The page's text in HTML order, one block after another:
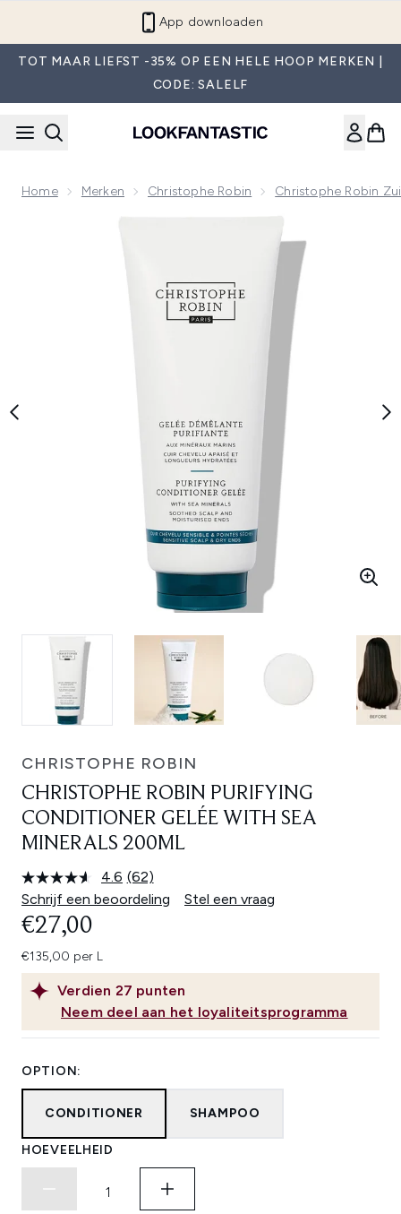
App downloaden
TOT MAAR LIEFST -35% OP EEN HELE HOOP MERKEN |
CODE: SALELF
Home Merken Christophe Robin Christophe Robin
CHRISTOPHE ROBIN
CHRISTOPHE ROBIN PURIFYING
CONDITIONER GELÉE WITH SEA
MINERALS 200ML
4.6 Lees
62
beoordelingen.
(62)
Schrijf een beoordeling
Stel een vraag
Verdien 27 punten
Neem deel aan het loyaliteitsprogramma
€27,00
€135,00 per L
OPTION:
CONDITIONER SHAMPOO
HOEVEELHEID